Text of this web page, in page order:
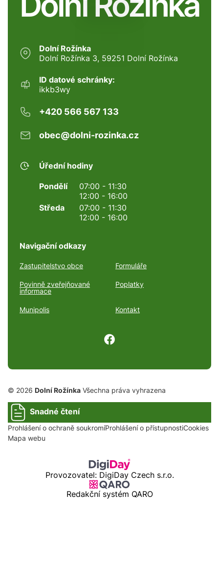
Dolní Rožínka
Dolní Rožínka 3, 59251 Dolní Rožínka
ID datové schránky:
ikkb3wy
+420 566 567 133
obec@dolni-rozinka.cz
Úřední hodiny
Pondělí
07:00 - 11:30
12:00 - 16:00
Středa
07:00 - 11:30
12:00 - 16:00
Navigační odkazy
Zastupitelstvo obce Formuláře
Povinně zveřejňované
informace
Poplatky
Munipolis Kontakt
© 2026 Dolní Rožínka Všechna práva vyhrazena
Snadné čtení
Prohlášení o ochraně soukromíProhlášení o přístupnostiCookies
Mapa webu
Provozovatel: DigiDay Czech s.r.o.
Redakční systém QARO